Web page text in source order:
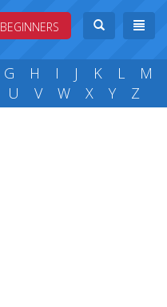
BEGINNERS
G H I J K L
M
U V W X Y Z